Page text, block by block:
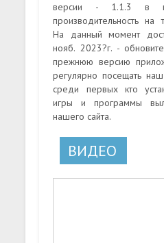
версии - 1.1.3 в
производительность на
На данный момент
нояб. 2023?г. -
прежнюю версию
регулярно посещать
среди первых кто
игры и программы
нашего сайта.
ВИДЕО